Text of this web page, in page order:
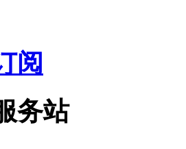
阅
务站